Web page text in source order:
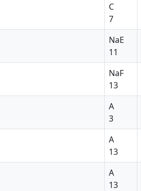
C
7
NaE
11
NaF
13
A
3
A
13
A
13